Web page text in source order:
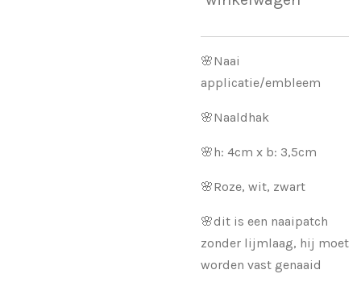
🌸Naai
applicatie/embleem
🌸Naaldhak
🌸h: 4cm x b: 3,5cm
🌸Roze, wit, zwart
🌸dit is een naaipatch
zonder lijmlaag, hij moet
worden vast genaaid